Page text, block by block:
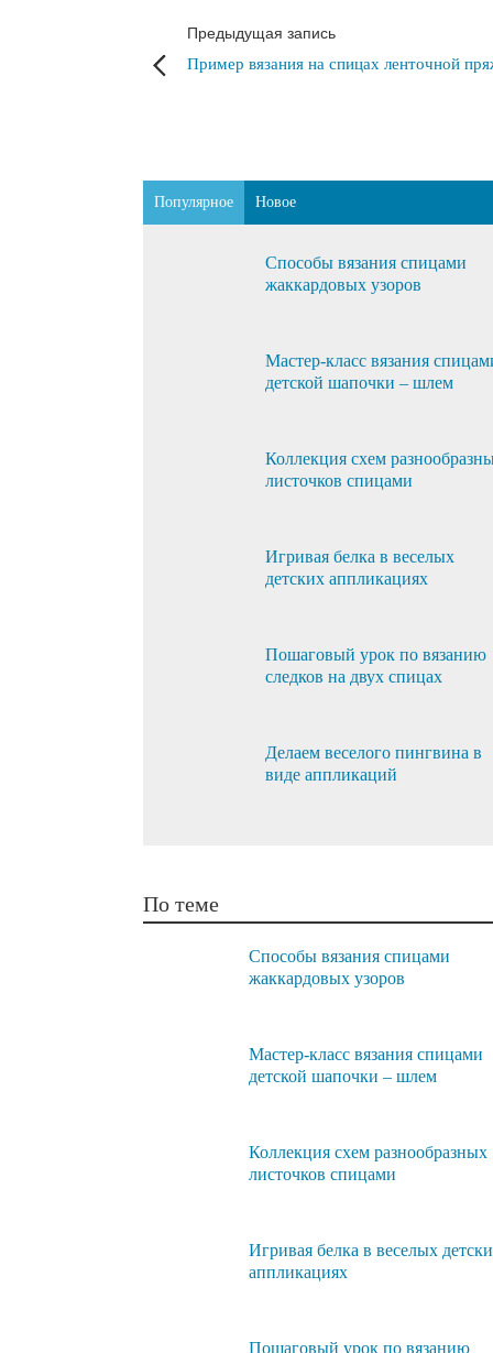
Предыдущая запись
Пример вязания на спицах ленточной
Популярное Новое
Способы вязания спицами
жаккардовых узоров
Мастер-класс вязания
детской шапочки – шлем
Коллекция схем
листочков спицами
Игривая белка в веселых
детских аппликациях
Пошаговый урок по вязанию
следков на двух спицах
Делаем веселого пингвина в
виде аппликаций
По теме
Способы вязания спицами
жаккардовых узоров
Мастер-класс вязания спицами
детской шапочки – шлем
Коллекция схем разнообразных
листочков спицами
Игривая белка в веселых
аппликациях
Пошаговый урок по вязанию